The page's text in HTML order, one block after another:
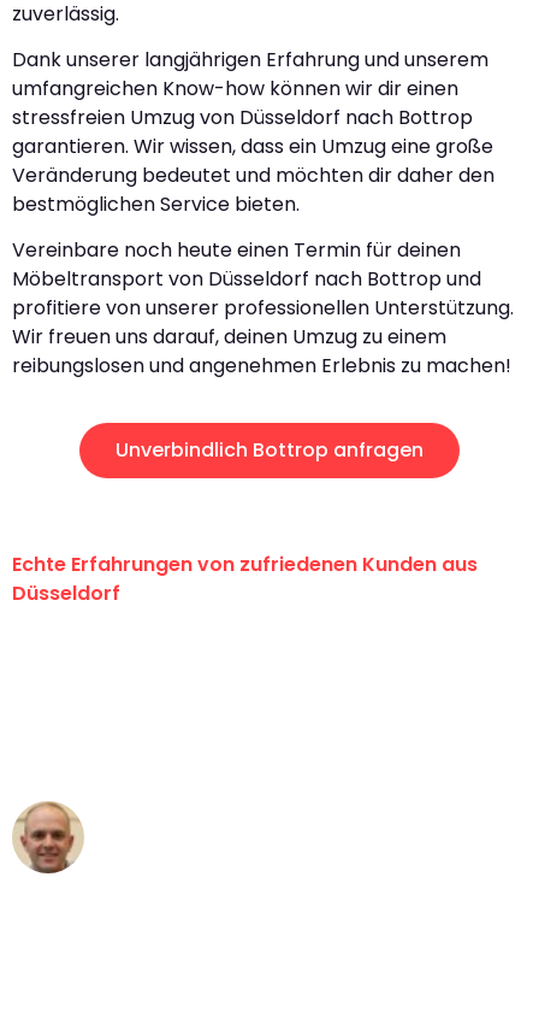
zuverlässig.
Dank unserer langjährigen Erfahrung und unserem
umfangreichen Know-how können wir dir einen
stressfreien Umzug von Düsseldorf nach Bottrop
garantieren. Wir wissen, dass ein Umzug eine große
Veränderung bedeutet und möchten dir daher den
bestmöglichen Service bieten.
Vereinbare noch heute einen Termin für deinen
Möbeltransport von Düsseldorf nach Bottrop und
profitiere von unserer professionellen Unterstützung.
Wir freuen uns darauf, deinen Umzug zu einem
reibungslosen und angenehmen Erlebnis zu machen!
Unverbindlich Bottrop anfragen
Echte Erfahrungen von zufriedenen Kunden aus
Düsseldorf